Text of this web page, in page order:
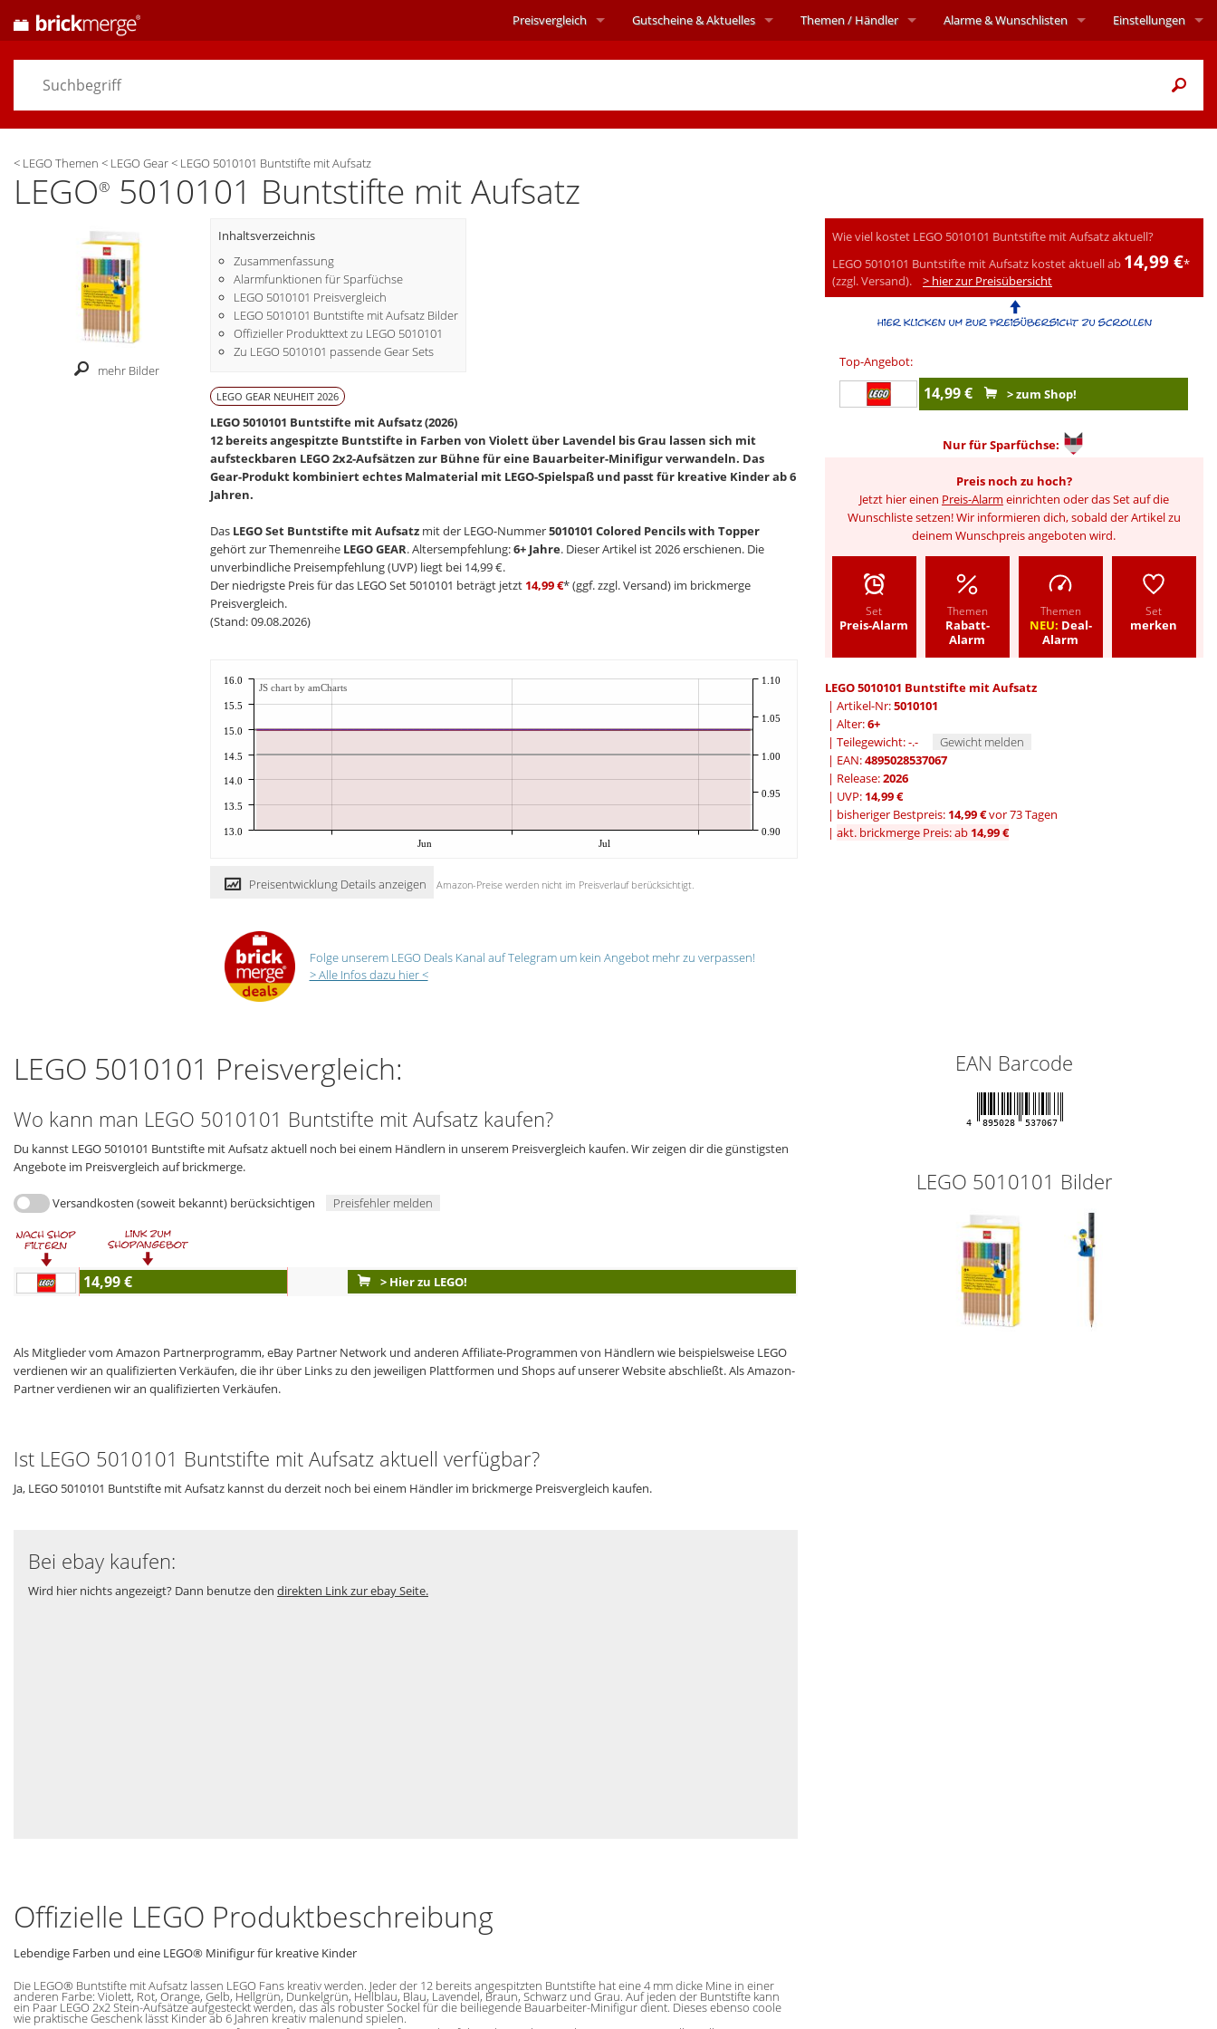
< LEGO Themen < LEGO Gear< LEGO 5010101 Buntstifte mit Aufsatz
LEGO® 5010101 Buntstifte mit Aufsatz
Wie viel kostet LEGO 5010101 Buntstifte mit Aufsatz aktuell?
LEGO 5010101 Buntstifte mit Aufsatz kostet aktuell ab 14,99 €*
(zzgl. Versand).
> hier zur Preisübersicht
Top-Angebot:
14,99 € > zum Shop!
Nur fürSparfüchse:
Preis noch zu hoch?
Jetzt hier einen Preis-Alarm einrichten oder das Set auf die
Wunschliste setzen! Wir informieren dich, sobald der Artikel zu
deinem Wunschpreis angeboten wird.
Set
Preis-Alarm
Themen
Rabatt-
Alarm
Themen
NEU: Deal-
Alarm
Set
merken
LEGO 5010101 Buntstifte mit Aufsatz
| Artikel-Nr:5010101
| Alter:6+
| Teilegewicht: -.-
Gewicht melden
| EAN:4895028537067
| Release:2026
| UVP: 14,99 €
| bisheriger Bestpreis: 14,99 €vor 73 Tagen
| akt. brickmerge Preis: ab 14,99 €
mehr Bilder
Inhaltsverzeichnis
Zusammenfassung
Alarmfunktionen für Sparfüchse
LEGO 5010101 Preisvergleich
LEGO 5010101 Buntstifte mit Aufsatz Bilder
Offizieller Produkttext zu LEGO 5010101
Zu LEGO 5010101 passende Gear Sets
LEGO GEAR NEUHEIT 2026
LEGO 5010101 Buntstifte mit Aufsatz (2026)
12 bereits angespitzte Buntstifte in Farben von Violett über Lavendel bis Grau lassen sich mit
aufsteckbaren LEGO 2x2-Aufsätzen zur Bühne für eine Bauarbeiter-Minifigur verwandeln. Das
Gear-Produkt kombiniert echtes Malmaterial mit LEGO-Spielspaß und passt für kreative Kinder ab 6
Jahren.
Das LEGO Set Buntstifte mit Aufsatzmit der LEGO-Nummer5010101 Colored Pencils with Topper
gehört zur Themenreihe LEGO GEAR. Altersempfehlung:6+ Jahre. Dieser Artikel ist 2026 erschienen. Die
unverbindliche Preisempfehlung (UVP) liegt bei 14,99 €.
Der niedrigste Preis für das LEGO Set 5010101 beträgt jetzt 14,99 €* (ggf. zzgl. Versand) im brickmerge
Preisvergleich.
(Stand: 09.08.2026)
Jun Jul
13.0
13.5
14.0
14.5
15.0
15.5
16.0
0.90
0.95
1.00
1.05
1.10
JS chart by amCharts
Preisentwicklung Details anzeigen Amazon-Preise werden nicht im Preisverlauf berücksichtigt.
Folge unserem LEGO Deals Kanal auf Telegram um kein Angebot mehr zu verpassen!
> Alle Infos dazu hier <
LEGO 5010101 Preisvergleich:
Wo kann man LEGO 5010101 Buntstifte mit Aufsatz kaufen?
Du kannst LEGO 5010101 Buntstifte mit Aufsatz aktuell noch bei einem Händlern in unserem Preisvergleich kaufen. Wir zeigen dir die günstigsten
Angebote im Preisvergleich auf brickmerge.
Versandkosten (soweit bekannt) berücksichtigen Preisfehler melden
14,99 € > Hier zu LEGO!
Als Mitglieder vom Amazon Partnerprogramm, eBay Partner Network und anderen Affiliate-Programmen von Händlern wie beispielsweise LEGO
verdienen wir an qualifizierten Verkäufen, die ihr über Links zu den jeweiligen Plattformen und Shops auf unserer Website abschließt. Als Amazon-
Partner verdienen wir an qualifizierten Verkäufen.
Ist LEGO 5010101 Buntstifte mit Aufsatz aktuell verfügbar?
Ja, LEGO 5010101 Buntstifte mit Aufsatz kannst du derzeit noch bei einem Händler im brickmerge Preisvergleich kaufen.
Bei ebay kaufen:
Wird hier nichts angezeigt? Dann benutze den direkten Link zur ebay Seite.
Offizielle LEGO Produktbeschreibung
Lebendige Farben und eine LEGO® Minifigur für kreative Kinder
Die LEGO® Buntstifte mit Aufsatz lassen LEGO Fans kreativ werden. Jeder der 12 bereits angespitzten Buntstifte hat eine 4 mm dicke Mine in einer
anderen Farbe: Violett, Rot, Orange, Gelb, Hellgrün, Dunkelgrün, Hellblau, Blau, Lavendel, Braun, Schwarz und Grau. Auf jeden der Buntstifte kann
ein Paar LEGO 2x2 Stein-Aufsätze aufgesteckt werden, das als robuster Sockel für die beiliegende Bauarbeiter-Minifigur dient. Dieses ebenso coole
wie praktische Geschenk lässt Kinder ab 6 Jahren kreativ malenund spielen.
EAN Barcode
4 895028 537067
LEGO 5010101 Bilder
Preisvergleich Gutscheine &Aktuelles Themen/ Händler Alarme& Wunschlisten Einstellungen